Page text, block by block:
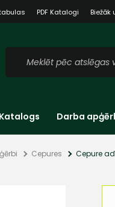
PDF Katalogi
Katalogs Darba
Cepures Cepure